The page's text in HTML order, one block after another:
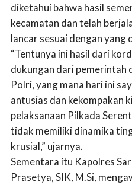
diketahui bahwa hasil
kecamatan dan telah
lancar sesuai dengan yang
“Tentunya ini hasil dari
dukungan dari pemerintah
Polri, yang mana hari ini
antusias dan kekompakan
pelaksanaan Pilkada
tidak memiliki dinamika
krusial,” ujarnya.
Sementara itu Kapolres
Prasetya, SIK, M.Si,